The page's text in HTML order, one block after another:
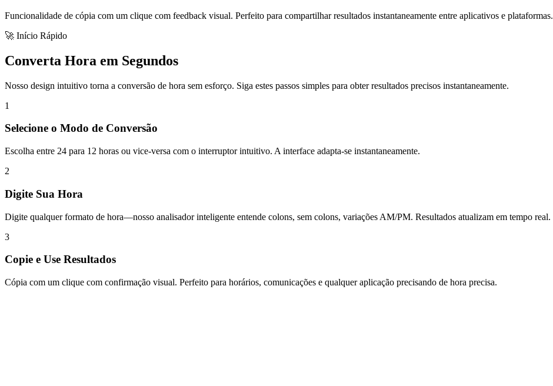
Funcionalidade de cópia com um clique com feedback visual. Perfeito para compartilhar resultados instantaneamente entre aplicativos e plataformas.
🚀 Início Rápido
Converta Hora em Segundos
Nosso design intuitivo torna a conversão de hora sem esforço. Siga estes passos simples para obter resultados precisos instantaneamente.
1
Selecione o Modo de Conversão
Escolha entre 24 para 12 horas ou vice-versa com o interruptor intuitivo. A interface adapta-se instantaneamente.
2
Digite Sua Hora
Digite qualquer formato de hora—nosso analisador inteligente entende colons, sem colons, variações AM/PM. Resultados atualizam em tempo real.
3
Copie e Use Resultados
Cópia com um clique com confirmação visual. Perfeito para horários, comunicações e qualquer aplicação precisando de hora precisa.